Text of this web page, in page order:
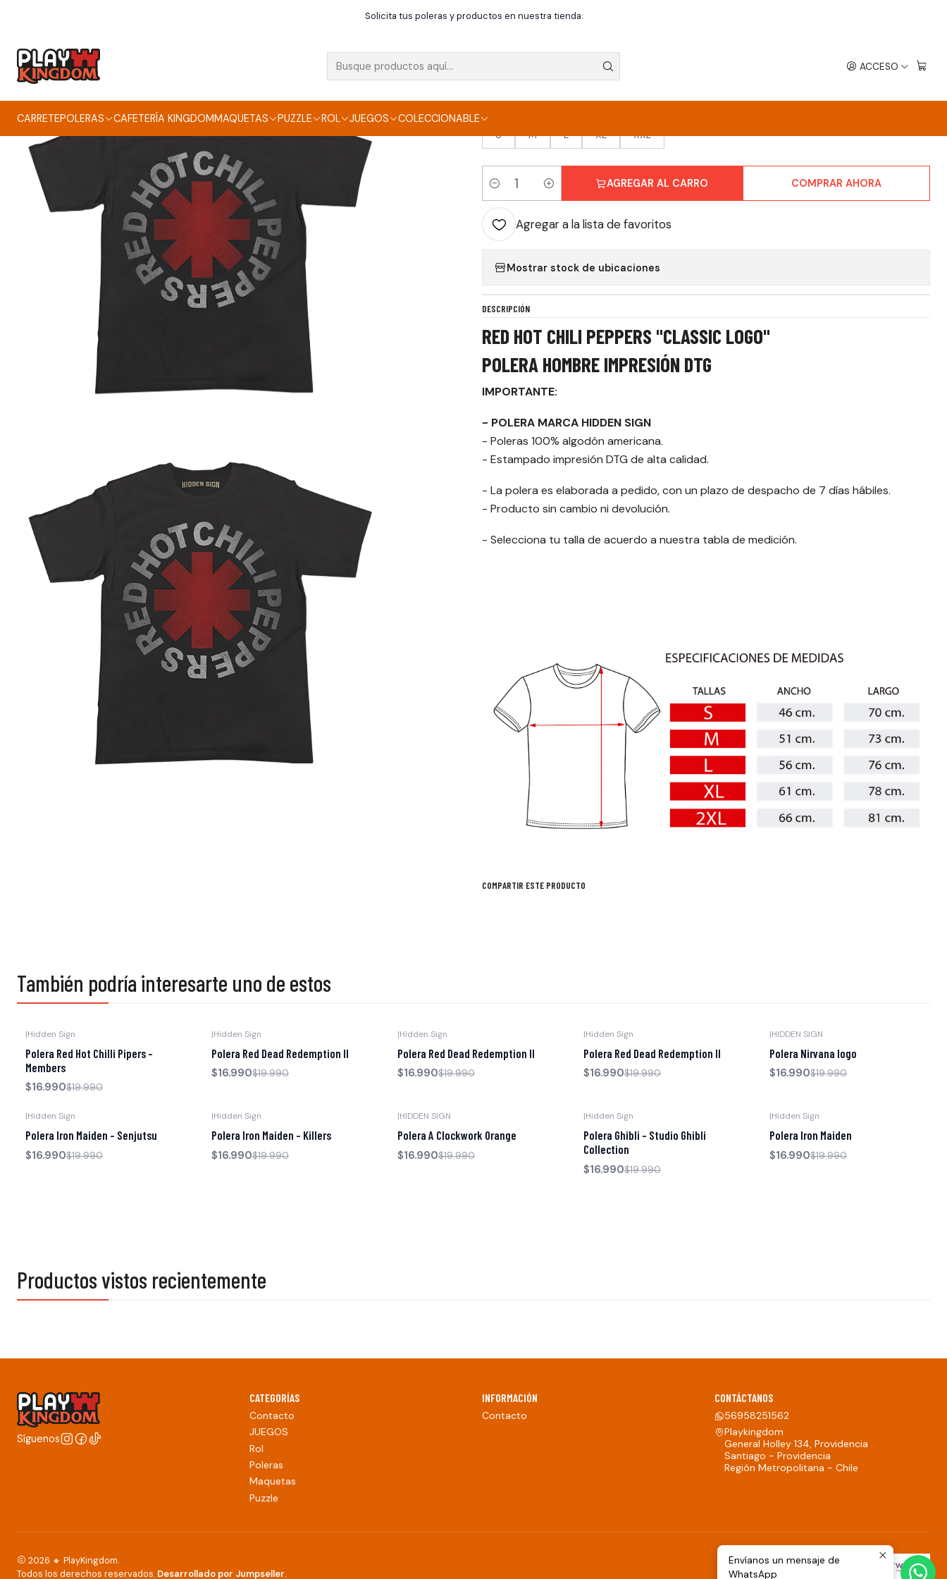
ACCESO
CARRETEPOLERAS CAFETERÍA KINGDOMMAQUETAS PUZZLE ROL JUEGOS COLECCIONABLE
Solicita tus poleras y productos en nuestra tienda.
Poleras Bandas Polera Red Hot Chilli Pipers - Classic Logo
POLERA RED HOT CHILLI PIPERS - CLASSIC LOGO
TALLA
S M L XL XXL
Cantidad
AGREGAR AL CARRO COMPRAR AHORA
Agregar a la lista de favoritos
Mostrar stock de ubicaciones
DESCRIPCIÓN
RED HOT CHILI PEPPERS "CLASSIC LOGO"
POLERA HOMBRE IMPRESIÓN DTG
IMPORTANTE:
- POLERA MARCA HIDDEN SIGN
- Poleras 100% algodón americana.
- Estampado impresión DTG de alta calidad.
- La polera es elaborada a pedido, con un plazo de despacho de 7 días hábiles.
- Producto sin cambio ni devolución.
- Selecciona tu talla de acuerdo a nuestra tabla de medición.
COMPARTIR ESTE PRODUCTO
También podría interesarte uno de estos
|Hidden Sign
Polera Red Hot Chilli Pipers -
Members
$16.990$19.990
|Hidden Sign
Polera Red Dead Redemption II
$16.990$19.990
|Hidden Sign
Polera Red Dead Redemption II
$16.990$19.990
|Hidden Sign
Polera Red Dead Redemption II
$16.990$19.990
|HIDDEN SIGN
Polera Nirvana logo
$16.990$19.990
|Hidden Sign
Polera Iron Maiden - Senjutsu
$16.990$19.990
|Hidden Sign
Polera Iron Maiden - Killers
$16.990$19.990
|HIDDEN SIGN
Polera A Clockwork Orange
$16.990$19.990
|Hidden Sign
Polera Ghibli - Studio Ghibli
Collection
$16.990$19.990
|Hidden Sign
Polera Iron Maiden
$16.990$19.990
Productos vistos recientemente
Síguenos
CATEGORÍAS
Contacto
JUEGOS
Rol
Poleras
Maquetas
Puzzle
INFORMACIÓN
Contacto
CONTÁCTANOS
56958251562
Playkingdom
General Holley 134, Providencia
Santiago - Providencia
Región Metropolitana - Chile
2026 🔸 PlayKingdom.
Todos los derechos reservados. Desarrollado por Jumpseller.
Envíanos un mensaje de
WhatsApp